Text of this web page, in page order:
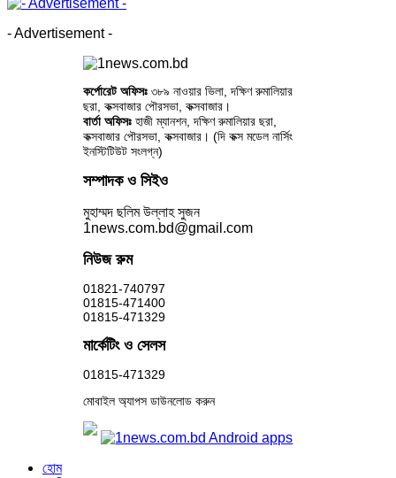
- Advertisement -
কর্পোরেট অফিসঃ ৩৮৯ নাওয়ার ভিলা, দক্ষিণ রুমালিয়ার
ছরা, কক্সবাজার পৌরসভা, কক্সবাজার।
বার্তা অফিসঃহাজী ম্যানশন, দক্ষিণ রুমালিয়ার ছরা,
কক্সবাজার পৌরসভা, কক্সবাজার। (দি কক্স মডেল নার্সিং
ইনস্টিটিউট সংলগ্ন)
সম্পাদক ও সিইও
মুহাম্মদ ছলিম উল্লাহ সুজন
1news.com.bd@gmail.com
নিউজ রুম
01821-740797
01815-471400
01815-471329
মার্কেটিং ও সেলস
01815-471329
মোবাইল অ্যাপস ডাউনলোড করুন
হোম